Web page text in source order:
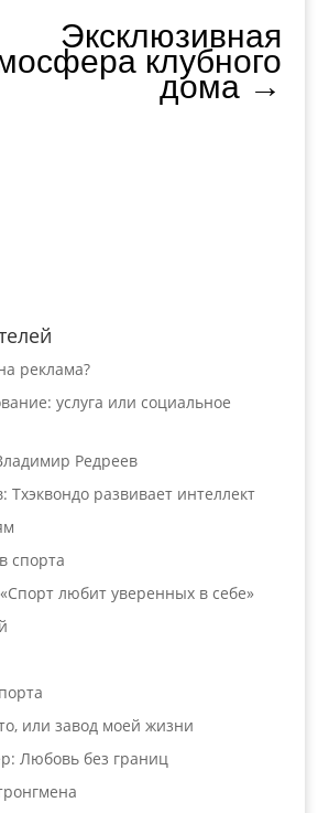
Эксклюзивная
клубного
дома →
реклама?
услуга или социальное
Редреев
развивает интеллект
спорта
любит уверенных в себе»
или завод моей жизни
Любовь без границ